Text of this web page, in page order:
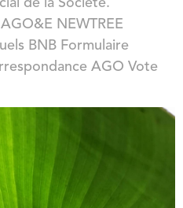
de la Société.
NEWTREE
BNB Formulaire
AGO Vote